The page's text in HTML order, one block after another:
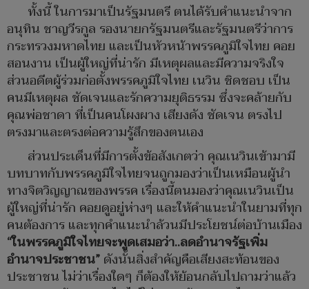
ทั้งนี้ ในการมาเป็นรัฐมนตรี ตนได้รับคำแนะนำจาก
อนุทิน ชาญวีรกูล รองนายกรัฐมนตรีและรัฐมนตรีว่าการ
กระทรวงมหาดไทย และเป็นหัวหน้าพรรคภูมิใจไทย คอย
สอนงาน เป็นผู้ใหญ่ที่น่ารัก มีเหตุผลและมีความจริงใจ
ส่วนอดีตผู้ร่วมก่อตั้งพรรคภูมิใจไทย เนวิน ชิดชอบ เป็น
คนมีเหตุผล ชัดเจนและรักความยุติธรรม ซึ่งจะคล้ายกับ
คุณพ่อชาดา ที่เป็นคนโผงผาง เสียงดัง ชัดเจน ตรงไป
ตรงมาและตรงต่อความรู้สึกของตนเอง
ส่วนประเด็นที่มีการตั้งข้อสังเกตว่า คุณเนวินเข้ามามี
บทบาทกับพรรคภูมิใจไทยจนถูกมองว่าเป็นเหมือนผู้นำ
ทางจิตวิญญาณของพรรค เรื่องนี้ตนมองว่าคุณเนวินเป็น
ผู้ใหญ่ที่น่ารัก คอยดูอยู่ห่างๆ และให้คำแนะนำในยามที่ทุก
คนต้องการ และทุกคำแนะนำล้วนมีประโยชน์ต่อบ้านเมือง
“ในพรรคภูมิใจไทยจะพูดเสมอว่า..ลดอำนาจรัฐเพิ่ม
อำนาจประชาชน”ดังนั้นสิ่งสำคัญคือเสียงสะท้อนของ
ประชาชน ไม่ว่าเรื่องใดๆ ก็ต้องให้ย้อนกลับไปถามว่าแล้ว